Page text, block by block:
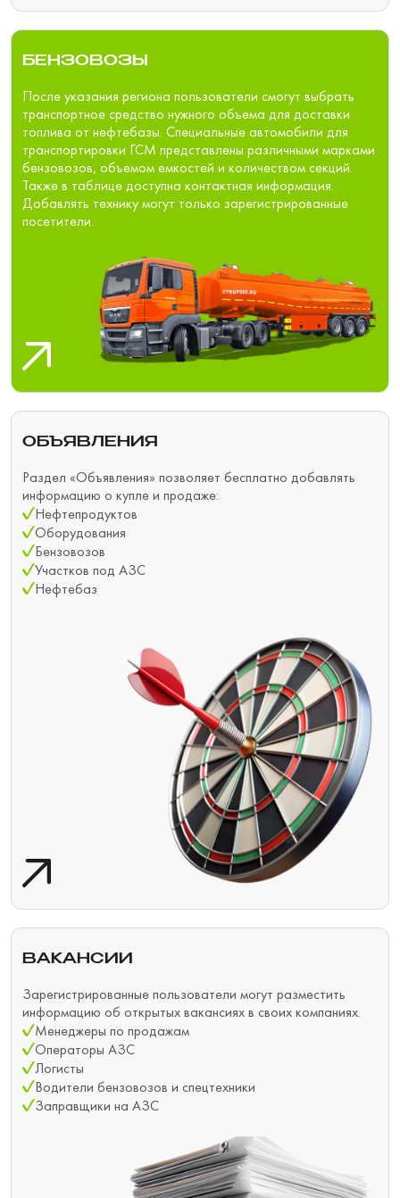
БЕНЗОВОЗЫ
После указания региона пользователи смогут выбрать
транспортное средство нужного объема для доставки
топлива от нефтебазы. Специальные автомобили для
транспортировки ГСМ представлены различными марками
бензовозов, объемом емкостей и количеством секций.
Также в таблице доступна контактная информация.
Добавлять технику могут только зарегистрированные
посетители.
ОБЪЯВЛЕНИЯ
Раздел «Объявления» позволяет бесплатно добавлять
информацию о купле и продаже:
Нефтепродуктов
Оборудования
Бензовозов
Участков под АЗС
Нефтебаз
ВАКАНСИИ
Зарегистрированные пользователи могут разместить
информацию об открытых вакансиях в своих компаниях.
Менеджеры по продажам
Операторы АЗС
Логисты
Водители бензовозов и спецтехники
Заправщики на АЗС